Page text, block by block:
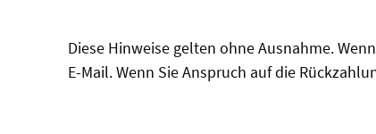
Diese Hinweise gelten ohne Ausnahme.
E-Mail. Wenn Sie Anspruch auf die